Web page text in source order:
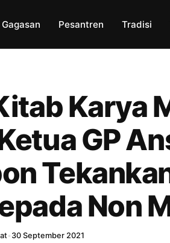
Gagasan Pesantren Tradisi
Karya
GP
Non
• 30 September 2021